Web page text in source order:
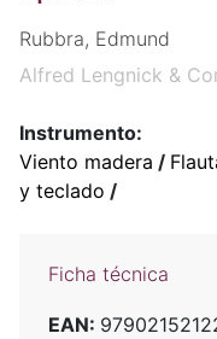
Rubbra, Edmund
Alfred Lengnick &
Instrumento:
Viento madera /
y teclado /
Ficha técnica
EAN: